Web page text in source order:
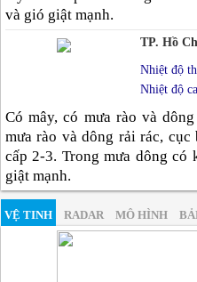
và gió giật mạnh.
TP. Hồ
Nhiệt độ
Nhiệt độ
Có mây, có mưa rào và
mưa rào và dông rải rác,
cấp 2-3. Trong mưa dông có
giật mạnh.
VỆ TINH RADAR MÔ HÌNH